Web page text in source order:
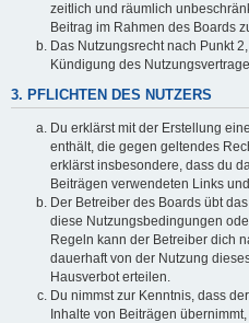
zeitlich und räumlich
Beitrag im Rahmen des Boards
Das Nutzungsrecht nach Punkt
Kündigung des
3. PFLICHTEN DES NUTZERS
Du erklärst mit der Erstellung
enthält, die gegen geltendes
erklärst insbesondere, dass du
Beiträgen verwendeten Links
Der Betreiber des Boards übt
diese Nutzungsbedingungen
Regeln kann der Betreiber dich
dauerhaft von der Nutzung
Hausverbot erteilen.
Du nimmst zur Kenntnis, dass
Inhalte von Beiträgen